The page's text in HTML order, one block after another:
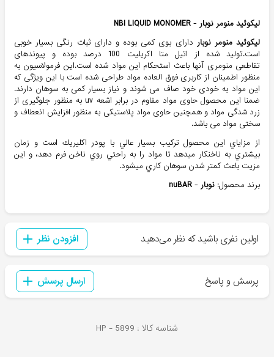
لیکوئید منومر نوبار -
NBI LIQUID MONOMER
لیکوئید منومر نوبار دارای بوی کمی بوده و دارای ثبات رنگی بسیار خوبی
است.تولید شده از اتیل متا اکریلیت 100 درصد بوده و پیوندهای
تقاطعی منومری آنها باعث استحکام این مواد شده است.این فرمولاسیون به
منظور اطمینان از کاربری فوق العاده مواد طراحی شده است با این ویژگی که
این مواد به خودی خود صاف می شوند و نیاز بسیار کمی به سوهان دارند.
ضمنا این محصول حاوی مواد مقاوم در برابر اشعه uv به منظور جلوگیری از
زرد شدگی مواد و همچنین حاوی مواد پلاستیکی به منظور افزایش انعطاف و
سختی مواد می باشد.
از مزاياي اين محصول تركيب بسيار عالي با پودر اكليريك است و زمان
بيشتري به ناخنكار ميدهد تا مواد را به راحتي روي ناخن فرم دهد، و اين
مزيت باعث كمتر شدن سوهان كاري ميشود.
برند محصول: نوبار -
nuBAR
اولین نفری باشید که نظر می‌دهید افزودن نظر
پرسش و پاسخ ارسال پرسش
شناسه کالا : HP - 5899